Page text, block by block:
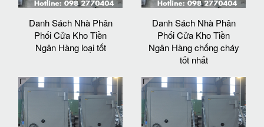
Danh Sách Nhà Phân
Phối Cửa Kho Tiền
Ngân Hàng loại tốt
Danh Sách Nhà Phân
Phối Cửa Kho Tiền
Ngân Hàng chống cháy
tốt nhất